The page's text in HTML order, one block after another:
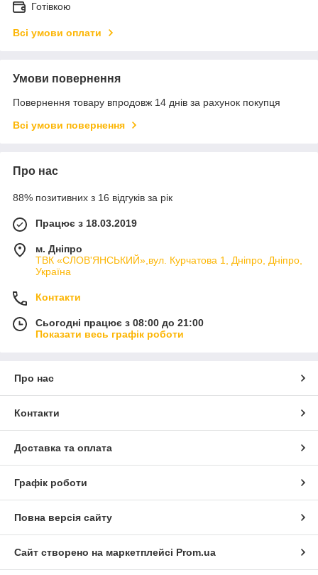
Готівкою
Всі умови оплати
Умови повернення
Повернення товару впродовж 14 днів за рахунок покупця
Всі умови повернення
Про нас
88% позитивних з 16 відгуків за рік
Працює з 18.03.2019
м. Дніпро
ТВК «СЛОВ'ЯНСЬКИЙ»,вул. Курчатова 1, Дніпро, Дніпро,
Україна
Контакти
Сьогодні працює з 08:00 до 21:00
Показати весь графік роботи
Про нас
Контакти
Доставка та оплата
Графік роботи
Повна версія сайту
Сайт створено на маркетплейсі Prom.ua